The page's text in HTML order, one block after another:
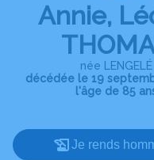
Annie,
née LENGELÉ
décédée le 19
l'âge de 85
Je rends